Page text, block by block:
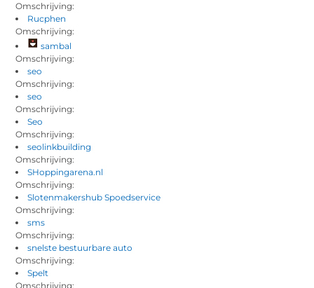
Omschrijving:
Rucphen
Omschrijving:
sambal
Omschrijving:
seo
Omschrijving:
seo
Omschrijving:
Seo
Omschrijving:
seolinkbuilding
Omschrijving:
SHoppingarena.nl
Omschrijving:
Slotenmakershub Spoedservice
Omschrijving:
sms
Omschrijving:
snelste bestuurbare auto
Omschrijving:
Spelt
Omschrijving: